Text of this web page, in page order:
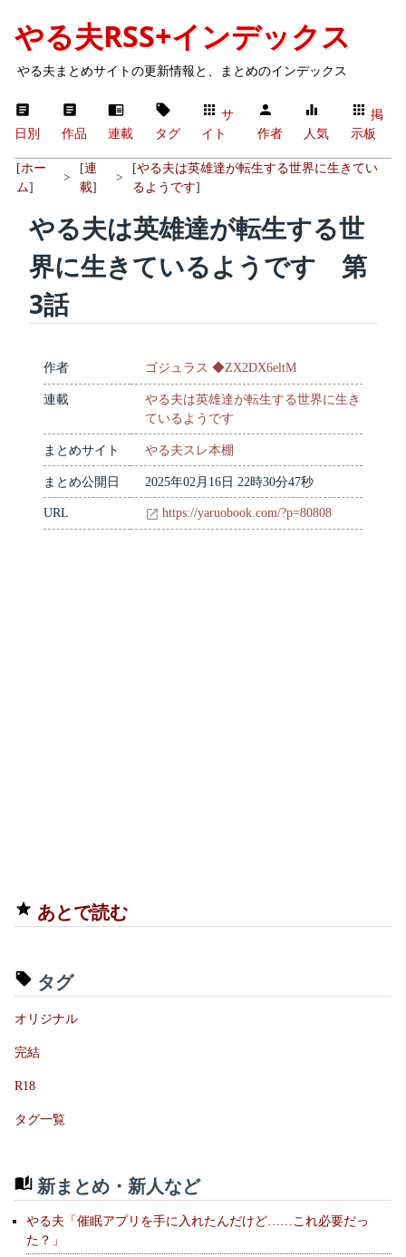
やる夫RSS+インデックス
やる夫まとめサイトの更新情報と、まとめのインデックス
日別 作品 連載 タグ
サ
イト
作者 人気
掲
示板
[ホー
ム]
>
[連
載]
>
[やる夫は英雄達が転生する世界に生きてい
るようです]
やる夫は英雄達が転生する世
界に生きているようです 第
3話
作者 ゴジュラス ◆ZX2DX6eltM
連載
やる夫は英雄達が転生する世界に生き
ているようです
まとめサイト やる夫スレ本棚
まとめ公開日 2025年02月16日 22時30分47秒
URL https://yaruobook.com/?p=80808
あとで読む
タグ
オリジナル
完結
R18
タグ一覧
新まとめ・新人など
やる夫「催眠アプリを手に入れたんだけど……これ必要だっ
た？」